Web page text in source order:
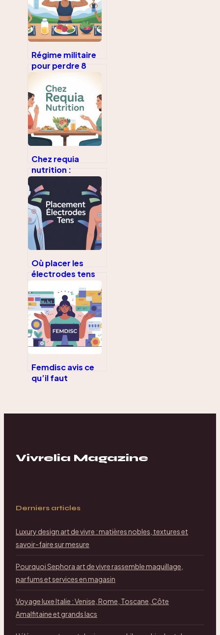
Régime militaire
pour perdre 8
kilos en 1 semaine
: ce qu’il faut
vraiment savoir
Chez requia
nutrition :
comprendre, avis
et
accompagnement
alimentaire
Où placer les
électrodes tens
efficacement la
douleur
Femdisc avis ce
qu’il faut
Vivrelia Magazine
Derniers articles
Luxury design art de vivre : matières nobles, textures et
savoir-faire sur mesure
Pourquoi Sephora art de vivre rassemble maquillage,
parfums et services en magasin
Voyage luxe Italie : Venise, Rome, Toscane, Côte
Amalfitaine et grands lacs